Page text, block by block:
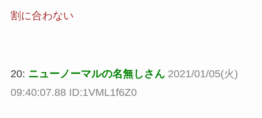
割に合わない
20: ニューノーマルの名無しさん 2021/01/05(火)
09:40:07.88 ID:1VML1f6Z0